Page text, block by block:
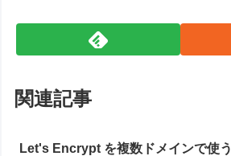
関連記事
Let's Encrypt を複数ドメインで使う